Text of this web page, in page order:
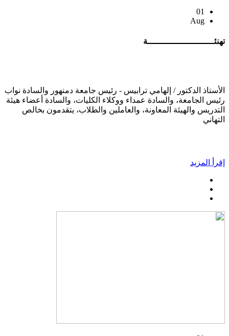
01
Aug
تهنئــــــــــــــــــــــــــة
الأستاذ الدكتور / إلهامي ترابيس - رئيس جامعة دمنهور والسادة نواب
رئيس الجامعة، والسادة عمداء ووكلاء الكليات، والسادة أعضاء هيئة
التدريس والهيئة المعاونة، والعاملين والطلاب، يتقدمون بخالص
التهاني
إقرأ المزيد